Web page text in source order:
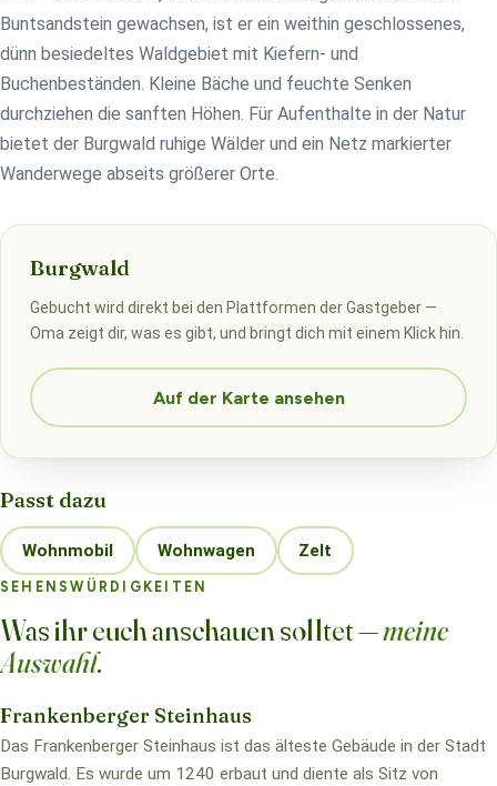
Buntsandstein gewachsen, ist er ein weithin geschlossenes,
dünn besiedeltes Waldgebiet mit Kiefern- und
Buchenbeständen. Kleine Bäche und feuchte Senken
durchziehen die sanften Höhen. Für Aufenthalte in der Natur
bietet der Burgwald ruhige Wälder und ein Netz markierter
Wanderwege abseits größerer Orte.
Burgwald
Gebucht wird direkt bei den Plattformen der Gastgeber —
Oma zeigt dir, was es gibt, und bringt dich mit einem Klick hin.
Auf der Karte ansehen
Passt dazu
Wohnmobil Wohnwagen Zelt
SEHENSWÜRDIGKEITEN
Was ihr euch anschauen solltet —meine
Auswahl.
Frankenberger Steinhaus
Das Frankenberger Steinhaus ist das älteste Gebäude in der Stadt
Burgwald. Es wurde um 1240 erbaut und diente als Sitz von